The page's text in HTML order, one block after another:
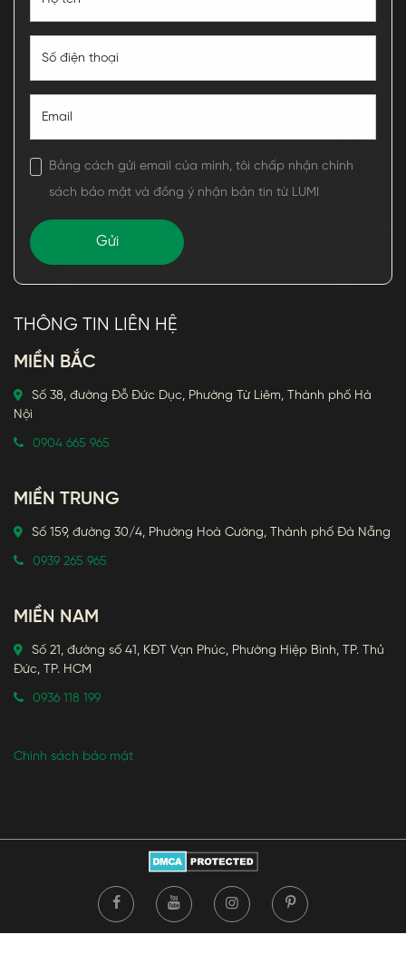
Bằng cách gửi email của mình, tôi chấp nhận chính
sách bảo mật và đồng ý nhận bản tin từ LUMI
THÔNG TIN LIÊN HỆ
MIỀN BẮC
Số 38, đường Đỗ Đức Dục, Phường Từ Liêm, Thành phố Hà
Nội
0904 665 965
MIỀN TRUNG
Số 159, đường 30/4, Phường Hoà Cường, Thành phố Đà Nẵng
0939 265 965
MIỀN NAM
Số 21, đường số 41, KĐT Vạn Phúc, Phường Hiệp Bình, TP. Thủ
Đức, TP. HCM
0936 118 199
Chính sách bảo mật